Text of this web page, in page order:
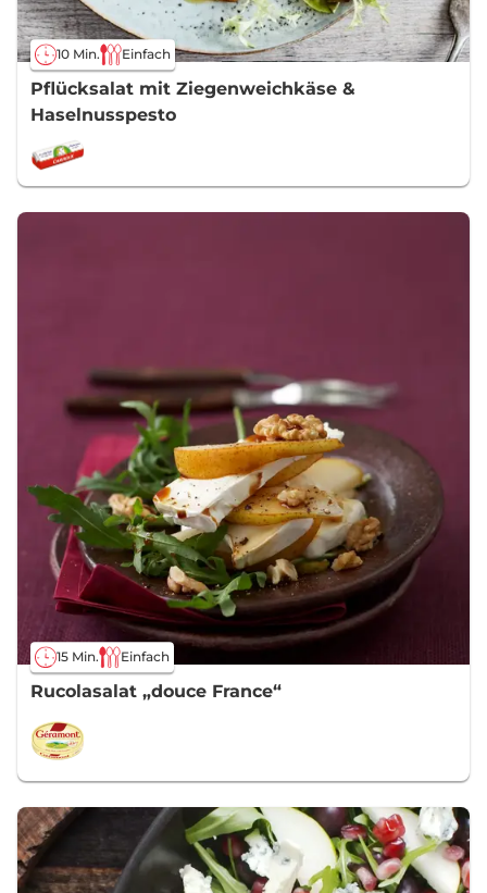
10 Min. Einfach
Pflücksalat mit Ziegenweichkäse &
Haselnusspesto
15 Min. Einfach
Rucolasalat „douce France“